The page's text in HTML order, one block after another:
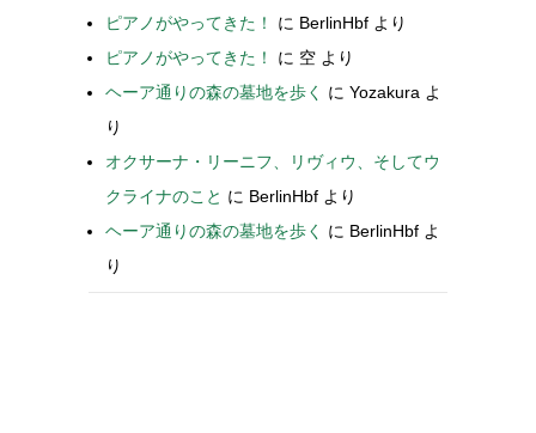
ピアノがやってきた！ に BerlinHbf より
ピアノがやってきた！
に 空 より
ヘーア通りの森の墓地を歩く
に Yozakura よ
り
オクサーナ・リーニフ、リヴィウ、そしてウ
クライナのこと に BerlinHbf より
ヘーア通りの森の墓地を歩く
に BerlinHbf よ
り